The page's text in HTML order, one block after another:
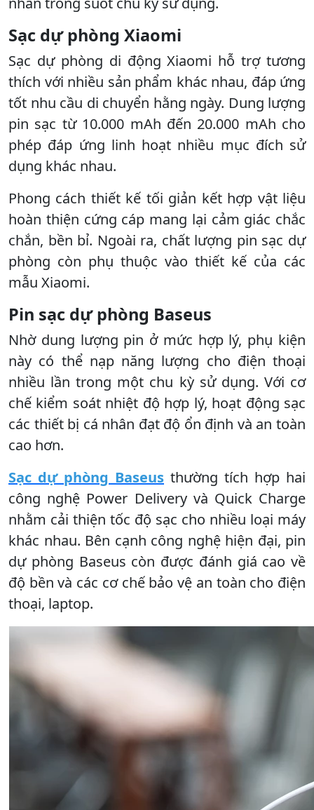
Sạc dự phòng Xiaomi
Sạc dự phòng di động Xiaomi hỗ trợ tương
thích với nhiều sản phẩm khác nhau, đáp ứng
tốt nhu cầu di chuyển hằng ngày. Dung lượng
pin sạc từ 10.000 mAh đến 20.000 mAh cho
phép đáp ứng linh hoạt nhiều mục đích sử
dụng khác nhau.
Phong cách thiết kế tối giản kết hợp vật liệu
hoàn thiện cứng cáp mang lại cảm giác chắc
chắn, bền bỉ. Ngoài ra, chất lượng pin sạc dự
phòng còn phụ thuộc vào thiết kế của các
mẫu Xiaomi.
Pin sạc dự phòng Baseus
Nhờ dung lượng pin ở mức hợp lý, phụ kiện
này có thể nạp năng lượng cho điện thoại
nhiều lần trong một chu kỳ sử dụng. Với cơ
chế kiểm soát nhiệt độ hợp lý, hoạt động sạc
các thiết bị cá nhân đạt độ ổn định và an toàn
cao hơn.
Sạc dự phòng Baseus thường tích hợp hai
công nghệ Power Delivery và Quick Charge
nhằm cải thiện tốc độ sạc cho nhiều loại máy
khác nhau. Bên cạnh công nghệ hiện đại, pin
dự phòng Baseus còn được đánh giá cao về
độ bền và các cơ chế bảo vệ an toàn cho điện
thoại, laptop.